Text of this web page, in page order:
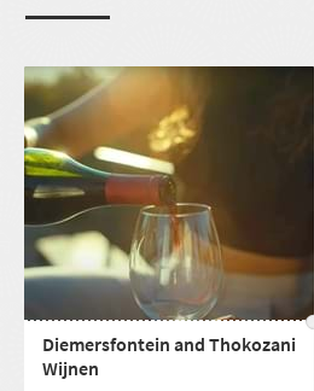
Diemersfontein and Thokozani
Wijnen